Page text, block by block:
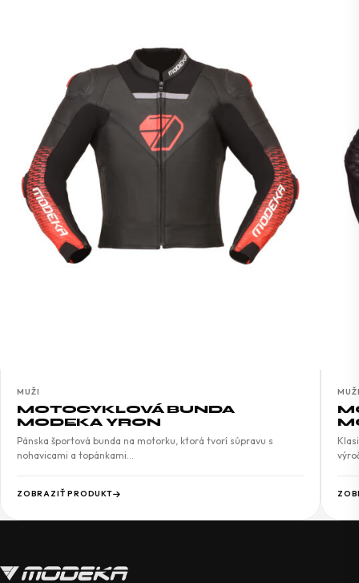
MUŽI
MOTOCYKLOVÁ BUNDA
MODEKA YRON
Pánska športová bunda na motorku, ktorá tvorí súpravu s
nohavicami a topánkami…
ZOBRAZIŤ PRODUKT